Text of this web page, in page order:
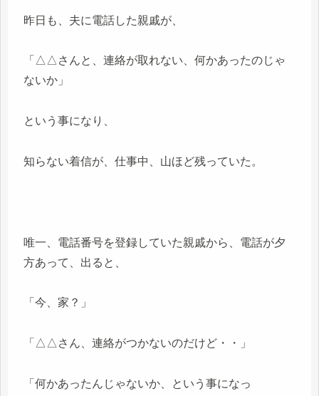
昨日も、夫に電話した親戚が、
「△△さんと、連絡が取れない、何かあったのじゃ
ないか」
という事になり、
知らない着信が、仕事中、山ほど残っていた。
唯一、電話番号を登録していた親戚から、電話が夕
方あって、出ると、
「今、家？」
「△△さん、連絡がつかないのだけど・・」
「何かあったんじゃないか、という事になっ